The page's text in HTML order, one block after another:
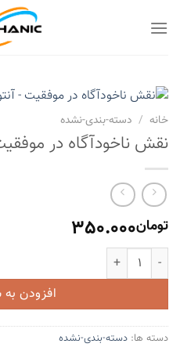
خانه / دسته-بندی-نشده
نقش ناخودآگاه در
تومان350.000
نقش ناخودآگاه در موفقیت - آنتونی
افزودن
دسته ها: دسته-بندی-نشده